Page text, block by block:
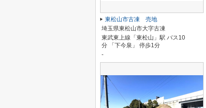
東松山市古凍 売地
埼玉県東松山市大字古凍
東武東上線「東松山」駅 バス10
分 「下今泉」 停歩1分
-